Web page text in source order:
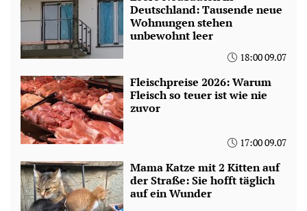
Deutschland: Tausende neue
Wohnungen stehen
unbewohnt leer
18:00 09.07
Fleischpreise 2026: Warum
Fleisch so teuer ist wie nie
zuvor
17:00 09.07
Mama Katze mit 2 Kitten auf
der Straße: Sie hofft täglich
auf ein Wunder